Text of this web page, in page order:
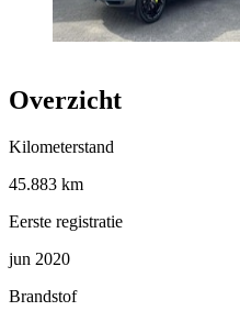
Overzicht
Kilometerstand
45.883 km
Eerste registratie
jun 2020
Brandstof